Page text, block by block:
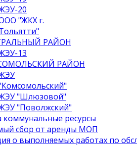
20
"ЖКХ г.
РАЙОН
13
РАЙОН
"Шлюзовой"
"Поволжский"
ресурсы
сбор от аренды МОП
о выполняемых работах по